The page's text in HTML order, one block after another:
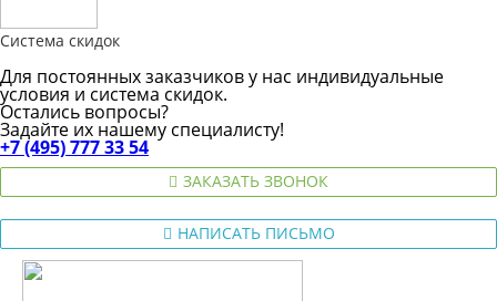
Система скидок
Для постоянных заказчиков у нас индивидуальные
условия и система скидок.
Остались вопросы?
Задайте их нашему специалисту!
+7 (495) 777 33 54
ЗАКАЗАТЬ ЗВОНОК
НАПИСАТЬ ПИСЬМО